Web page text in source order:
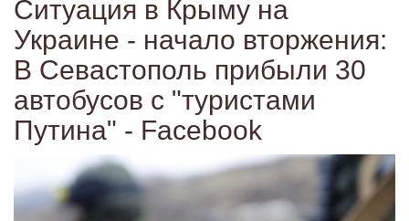
Ситуация в Крыму на
Украине - начало вторжения:
В Севастополь прибыли 30
автобусов с "туристами
Путина" - Facebook